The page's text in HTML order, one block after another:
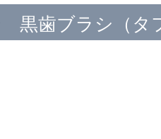
黒歯ブラシ（タ